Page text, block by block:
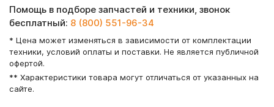
Помощь в подборе запчастей и техники, звонок
бесплатный: 8 (800) 551-96-34
* Цена может изменяться в зависимости от комплектации
техники, условий оплаты и поставки. Не является публичной
офертой.
** Характеристики товара могут отличаться от указанных на
сайте.